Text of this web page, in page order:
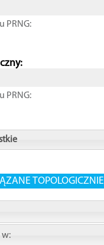
PRNG:
PRNG:
TOPOLOGICZNIE
w: